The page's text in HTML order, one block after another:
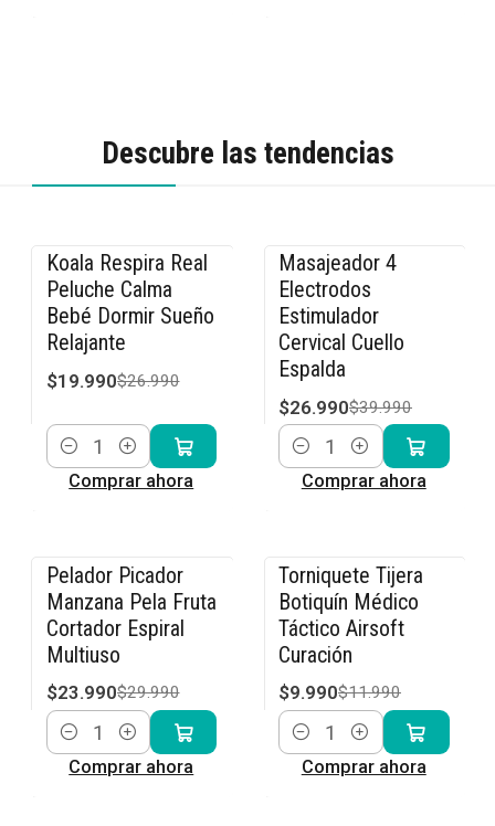
Descubre las tendencias
-26% OFF
Koala Respira Real
Peluche Calma
Bebé Dormir Sueño
Relajante
$19.990$26.990
Cantidad
Comprar ahora
-33% OFF
Masajeador 4
Electrodos
Estimulador
Cervical Cuello
Espalda
$26.990$39.990
Cantidad
Comprar ahora
-20% OFF
Pelador Picador
Manzana Pela Fruta
Cortador Espiral
Multiuso
$23.990$29.990
Cantidad
Comprar ahora
-17% OFF
Torniquete Tijera
Botiquín Médico
Táctico Airsoft
Curación
$9.990$11.990
Cantidad
Comprar ahora